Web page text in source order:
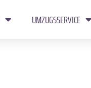
UMZUGSSERVICE